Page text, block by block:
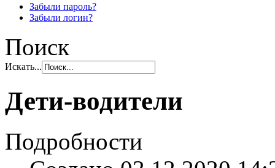
Забыли пароль?
Забыли логин?
Поиск
Искать...
Дети-водители
Подробности